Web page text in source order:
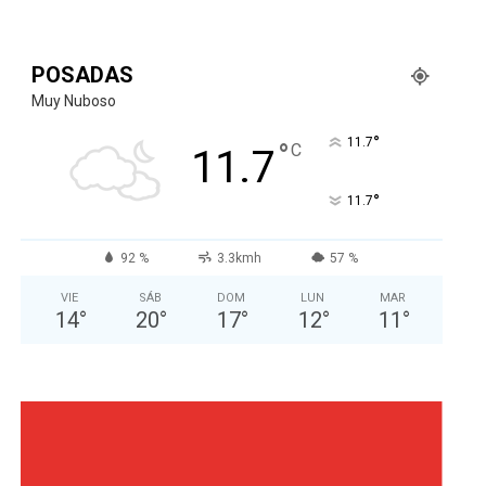
POSADAS
Muy Nuboso
11.7°C 11.7°
11.7°
92 % 3.3kmh 57 %
VIE
14°
SÁB
20°
DOM
17°
LUN
12°
MAR
11 °